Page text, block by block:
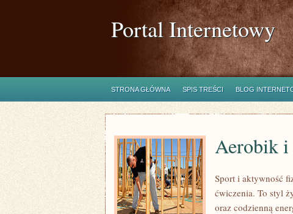
Portal Internetowy
STRONA GŁÓWNA SPIS TREŚCI BLOG
Aerobik i
Sport i aktywność
ćwiczenia. To styl
oraz codzienną